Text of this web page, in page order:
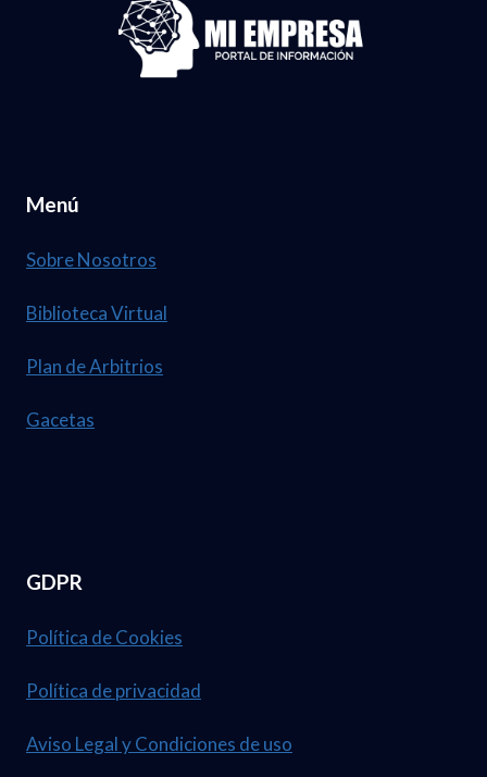
Menú
Sobre Nosotros
Biblioteca Virtual
Plan de Arbitrios
Gacetas
GDPR
Política de Cookies
Política de privacidad
Aviso Legal y Condiciones de uso